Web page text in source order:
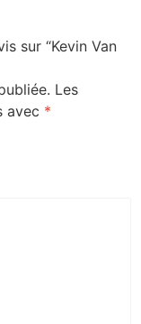
sur “Kevin Van
Les
avec *